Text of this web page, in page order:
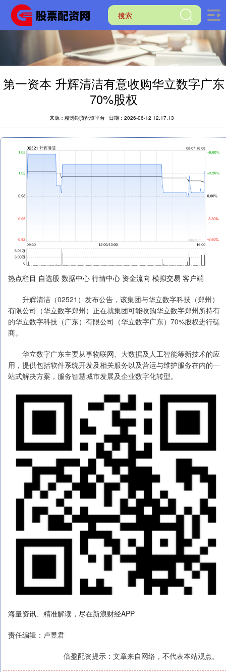
第一资本 升辉清洁有意收购华立数字广东
70%股权
来源：精选期货配资平台 日期：2026-06-12 12:17:13
热点栏目 自选股 数据中心 行情中心 资金流向 模拟交易 客户端
升辉清洁（02521）发布公告，该集团与华立数字科技（郑州）
有限公司（华立数字郑州）正在就集团可能收购华立数字郑州所持有
的华立数字科技（广东）有限公司（华立数字广东）70%股权进行磋
商。
华立数字广东主要从事物联网、大数据及人工智能等新技术的应
用，提供包括软件系统开发及相关服务以及营运与维护服务在内的一
站式解决方案，服务智慧城市发展及企业数字化转型。
海量资讯、精准解读，尽在新浪财经APP
责任编辑：卢昱君
倍盈配资提示：文章来自网络，不代表本站观点。